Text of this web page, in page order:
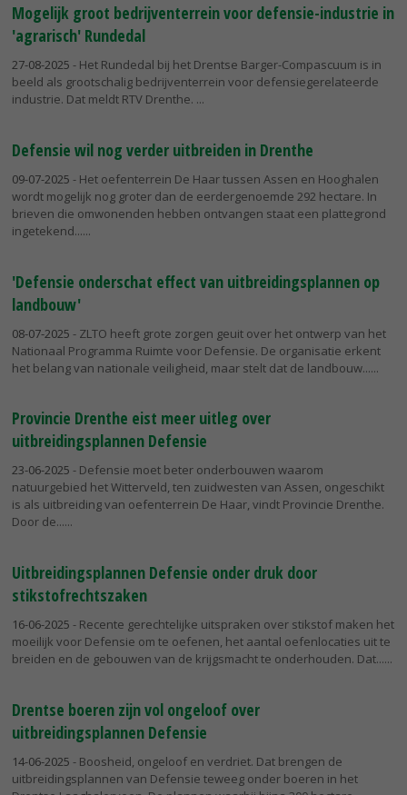
Mogelijk groot bedrijventerrein voor defensie-industrie in
'agrarisch' Rundedal
27-08-2025 - Het Rundedal bij het Drentse Barger-Compascuum is in
beeld als grootschalig bedrijventerrein voor defensiegerelateerde
industrie. Dat meldt RTV Drenthe.
Defensie wil nog verder uitbreiden in Drenthe
09-07-2025 - Het oefenterrein De Haar tussen Assen en Hooghalen
wordt mogelijk nog groter dan de eerdergenoemde 292 hectare. In
brieven die omwonenden hebben ontvangen staat een plattegrond
ingetekend...
'Defensie onderschat effect van uitbreidingsplannen op
landbouw'
08-07-2025 - ZLTO heeft grote zorgen geuit over het ontwerp van het
Nationaal Programma Ruimte voor Defensie. De organisatie erkent
het belang van nationale veiligheid, maar stelt dat de landbouw...
Provincie Drenthe eist meer uitleg over
uitbreidingsplannen Defensie
23-06-2025 - Defensie moet beter onderbouwen waarom
natuurgebied het Witterveld, ten zuidwesten van Assen, ongeschikt
is als uitbreiding van oefenterrein De Haar, vindt Provincie Drenthe.
Door de...
Uitbreidingsplannen Defensie onder druk door
stikstofrechtszaken
16-06-2025 - Recente gerechtelijke uitspraken over stikstof maken het
moeilijk voor Defensie om te oefenen, het aantal oefenlocaties uit te
breiden en de gebouwen van de krijgsmacht te onderhouden. Dat...
Drentse boeren zijn vol ongeloof over
uitbreidingsplannen Defensie
14-06-2025 - Boosheid, ongeloof en verdriet. Dat brengen de
uitbreidingsplannen van Defensie teweeg onder boeren in het